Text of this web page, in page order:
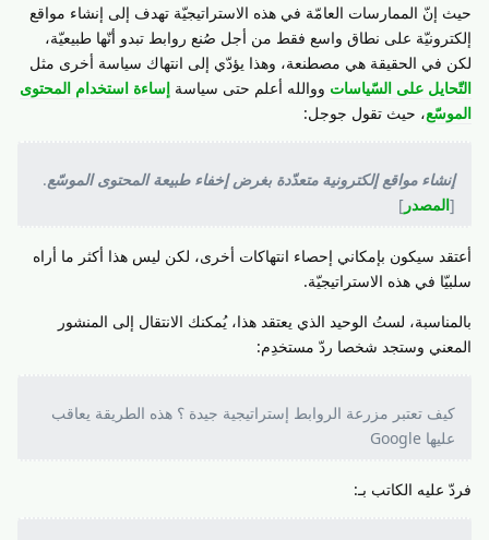
حيث إنّ الممارسات العامّة في هذه الاستراتيجيّة تهدف إلى إنشاء مواقع
إلكترونيّة على نطاق واسع فقط من أجل صُنع روابط تبدو أنّها طبيعيّة،
لكن في الحقيقة هي مصطنعة، وهذا يؤدّي إلى انتهاك سياسة أخرى مثل
التّحايل على السّياسات ووالله أعلم حتى سياسة إساءة استخدام المحتوى
الموسّع، حيث تقول جوجل:
إنشاء مواقع إلكترونية متعدّدة بغرض إخفاء طبيعة المحتوى الموسّع.
[المصدر ]
أعتقد سيكون بإمكاني إحصاء انتهاكات أخرى، لكن ليس هذا أكثر ما أراه
سلبيّا في هذه الاستراتيجيّة.
بالمناسبة، لستُ الوحيد الذي يعتقد هذا، يُمكنك الانتقال إلى المنشور
المعني وستجد شخصا ردّ مستخدِم:
كيف تعتبر مزرعة الروابط إستراتيجية جيدة ؟ هذه الطريقة يعاقب
عليها Google
فردّ عليه الكاتب بـ: